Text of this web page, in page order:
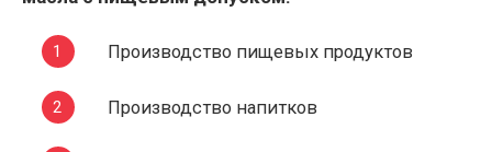
Производство пищевых продуктов
Производство напитков